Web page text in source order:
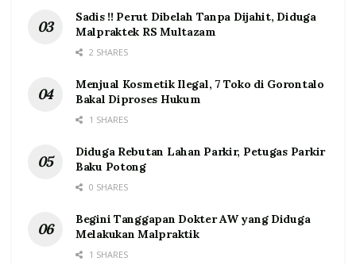
Sadis !! Perut Dibelah Tanpa Dijahit, Diduga
Malpraktek RS Multazam
2 SHARES
Menjual Kosmetik Ilegal, 7 Toko di Gorontalo
Bakal Diproses Hukum
1 SHARES
Diduga Rebutan Lahan Parkir, Petugas Parkir
Baku Potong
0 SHARES
Begini Tanggapan Dokter AW yang Diduga
Melakukan Malpraktik
1 SHARES